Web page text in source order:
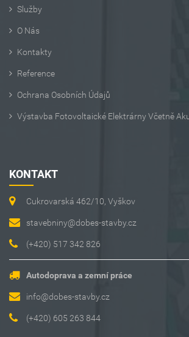
Služby
O Nás
Kontakty
Reference
Ochrana Osobních Údajů
Výstavba Fotovoltaické Elektrárny Včetně
KONTAKT
Cukrovarská 462/10, Vyškov
stavebniny@dobes-stavby.cz
(+420) 517 342 826
Autodoprava a zemní práce
info@dobes-stavby.cz
(+420) 605 263 844